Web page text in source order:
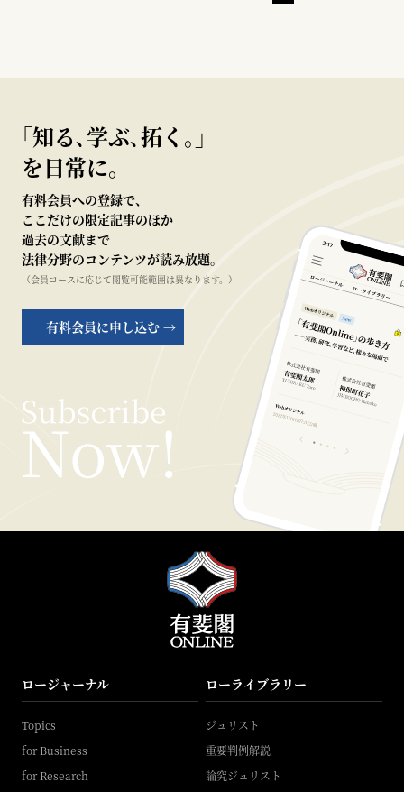
｢知る､学ぶ､拓く｡｣
を日常に。
有料会員への登録で、
ここだけの限定記事のほか
過去の文献まで
法律分野のコンテンツが読み放題。
（会員コースに応じて閲覧可能範囲は異なります。）
有料会員に申し込む →
ロージャーナル
Topics
for Business
for Research
ローライブラリー
ジュリスト
重要判例解説
論究ジュリスト